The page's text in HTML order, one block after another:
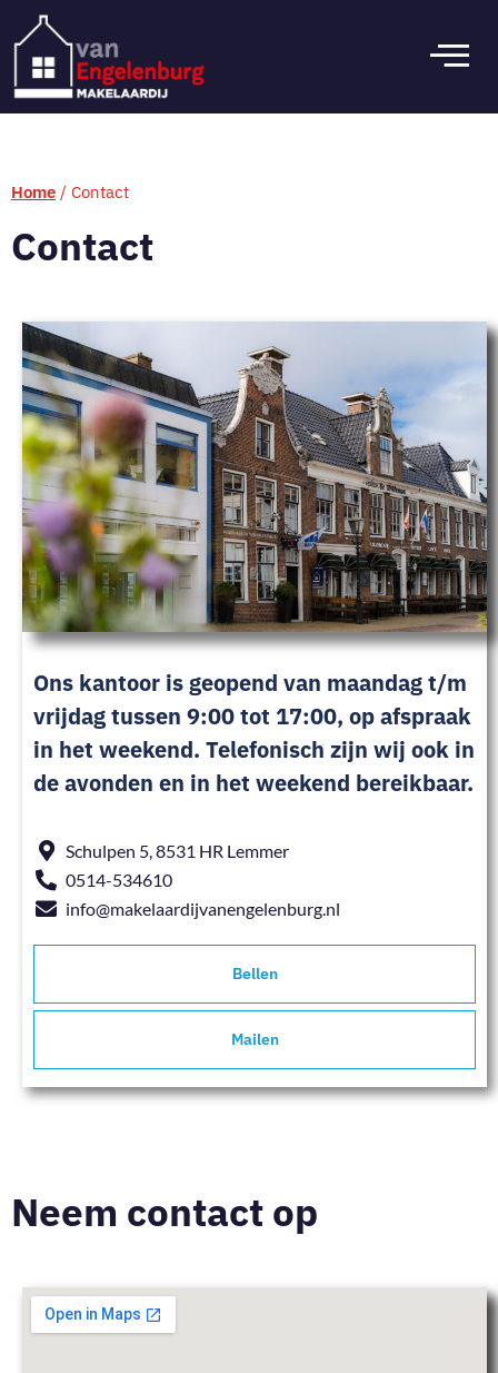
Home / Contact
Contact
Ons kantoor is geopend van maandag t/m
vrijdag tussen 9:00 tot 17:00, op afspraak
in het weekend. Telefonisch zijn wij ook in
de avonden en in het weekend bereikbaar.
Schulpen 5, 8531 HR Lemmer
0514-534610
info@makelaardijvanengelenburg.nl
Bellen
Mailen
Neem contact op